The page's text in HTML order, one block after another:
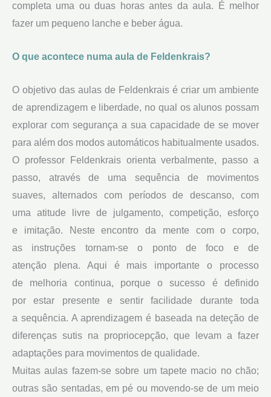
completa uma ou duas horas antes da aula. É melhor
fazer um pequeno lanche e beber água.
O que acontece numa aula de Feldenkrais?
O objetivo das aulas de Feldenkrais é criar um ambiente
de aprendizagem e liberdade, no qual os alunos possam
explorar com segurança a sua capacidade de se mover
para além dos modos automáticos habitualmente usados.
O professor Feldenkrais orienta verbalmente, passo a
passo, através de uma sequência de movimentos
suaves, alternados com períodos de descanso, com
uma atitude livre de julgamento, competição, esforço
e imitação. Neste encontro da mente com o corpo,
as instruções tornam-se o ponto de foco e de
atenção plena. Aqui é mais importante o processo
de melhoria continua, porque o sucesso é definido
por estar presente e sentir facilidade durante toda
a sequência. A aprendizagem é baseada na deteção de
diferenças sutis na propriocepção, que levam a fazer
adaptações para movimentos de qualidade.
Muitas aulas fazem-se sobre um tapete macio no chão;
outras são sentadas, em pé ou movendo-se de um meio